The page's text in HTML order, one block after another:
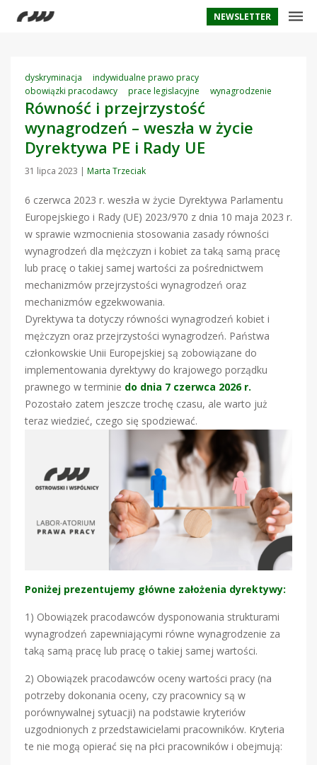
NEWSLETTER
dyskryminacja
indywidualne prawo pracy
obowiązki pracodawcy
prace legislacyjne wynagrodzenie
Równość i przejrzystość
wynagrodzeń – weszła w życie
Dyrektywa PE i Rady UE
31 lipca 2023 | Marta Trzeciak
6 czerwca 2023 r. weszła w życie Dyrektywa Parlamentu
Europejskiego i Rady (UE) 2023/970 z dnia 10 maja 2023 r.
w sprawie wzmocnienia stosowania zasady równości
wynagrodzeń dla mężczyzn i kobiet za taką samą pracę
lub pracę o takiej samej wartości za pośrednictwem
mechanizmów przejrzystości wynagrodzeń oraz
mechanizmów egzekwowania.
Dyrektywa ta dotyczy równości wynagrodzeń kobiet i
mężczyzn oraz przejrzystości wynagrodzeń. Państwa
członkowskie Unii Europejskiej są zobowiązane do
implementowania dyrektywy do krajowego porządku
prawnego w terminie do dnia 7 czerwca 2026 r.
Pozostało zatem jeszcze trochę czasu, ale warto już
teraz wiedzieć, czego się spodziewać.
Poniżej prezentujemy główne założenia dyrektywy:
1) Obowiązek pracodawców dysponowania strukturami
wynagrodzeń zapewniającymi równe wynagrodzenie za
taką samą pracę lub pracę o takiej samej wartości.
2) Obowiązek pracodawców oceny wartości pracy (na
potrzeby dokonania oceny, czy pracownicy są w
porównywalnej sytuacji) na podstawie kryteriów
uzgodnionych z przedstawicielami pracowników. Kryteria
te nie mogą opierać się na płci pracowników i obejmują: